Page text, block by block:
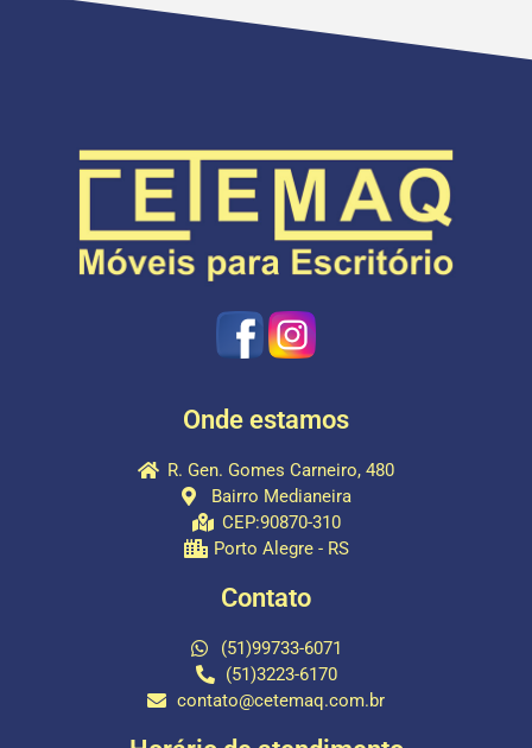
Onde estamos
R. Gen. Gomes Carneiro, 480
Bairro Medianeira
CEP:90870-310
Porto Alegre - RS
Contato
(51)99733-6071
(51)3223-6170
contato@cetemaq.com.br